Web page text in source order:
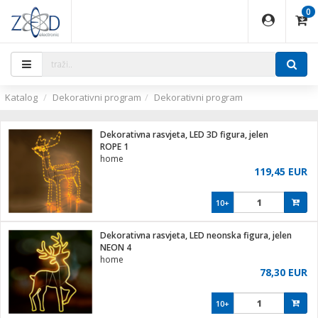
0
...
pribor
i pribor
/ G4
grla
- Analogija
IP kamere
IP
brave
Katalog Dekorativni program Dekorativni program
Dekorativna rasvjeta, LED 3D figura, jelen
ROPE 1
home
119,45 EUR
10+
Dekorativna rasvjeta, LED neonska figura, jelen
NEON 4
home
78,30 EUR
10+